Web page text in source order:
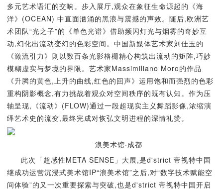
多元艺术语汇的交响。步入展厅,观众在象征生命源起的《海
洋》(OCEAN) 中直面汹涌的黑浪与震撼的声效。随后,欧洲艺
术团队“光之子”的《单色光谱》借助频闪灯光与烟雾的奇妙互
动,幻化出流动变幻的色彩空间。中国新媒体艺术家刘佳玉的
《激流引力》则以数百条光影格栅精心构筑出流动的矩阵,巧妙
模糊虚实与梦境的界限。艺术家Massimiliano Moro的作品
《升腾的黄色,上升的曲线,红色的回声》运用饱和而强烈的色彩
重构阴影概念,有力挑战着观众对空间秩序的既有认知。作为压
轴呈现,《流动》(FLOW)通过一段超现实主义舞蹈影像,浓缩演
绎艺术史的流变,最终完成对恢弘文明进程的深情礼赞。
浪美术馆·成都
此次「超感性META SENSE」大展,是d'strict 帝视特中国
继成功运营沉浸式美术馆IP“浪美术馆”之后,对“数字技术赋能空
间体验”的又一次重要探索与突破,也是d'strict 帝视特中国开启